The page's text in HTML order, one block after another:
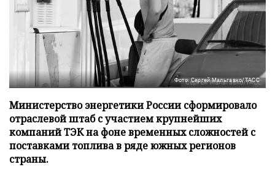
Фото: Сергей Мальгавко/ТАСС
Министерство энергетики России сформировало
отраслевой штаб с участием крупнейших
компаний ТЭК на фоне временных сложностей с
поставками топлива в ряде южных регионов
страны.